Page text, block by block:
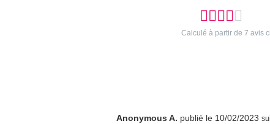
Calculé à partir de 7 avis
Anonymous A. publié le 10/02/2023